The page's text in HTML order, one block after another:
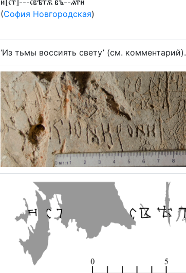
и[ст]---свѣтѫ въ--ѧти
(София Новгородская)
‘Из тьмы воссиять свету’ (см. комментарий).